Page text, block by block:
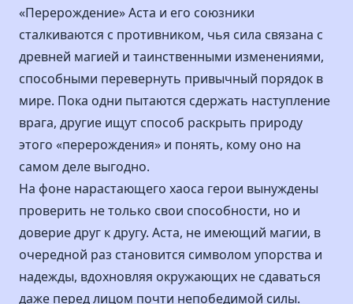
«Перерождение» Аста и его союзники
сталкиваются с противником, чья сила связана с
древней магией и таинственными изменениями,
способными перевернуть привычный порядок в
мире. Пока одни пытаются сдержать наступление
врага, другие ищут способ раскрыть природу
этого «перерождения» и понять, кому оно на
самом деле выгодно.
На фоне нарастающего хаоса герои вынуждены
проверить не только свои способности, но и
доверие друг к другу. Аста, не имеющий магии, в
очередной раз становится символом упорства и
надежды, вдохновляя окружающих не сдаваться
даже перед лицом почти непобедимой силы.